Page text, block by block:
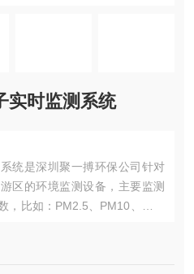
实时监测系统
统是深圳聚一搏环保公司针对
区的环境监测设备，主要监测
，比如：PM2.5、PM10、负氧
智能化的效果。